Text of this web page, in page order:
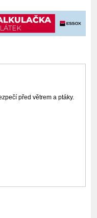
před větrem a ptáky.